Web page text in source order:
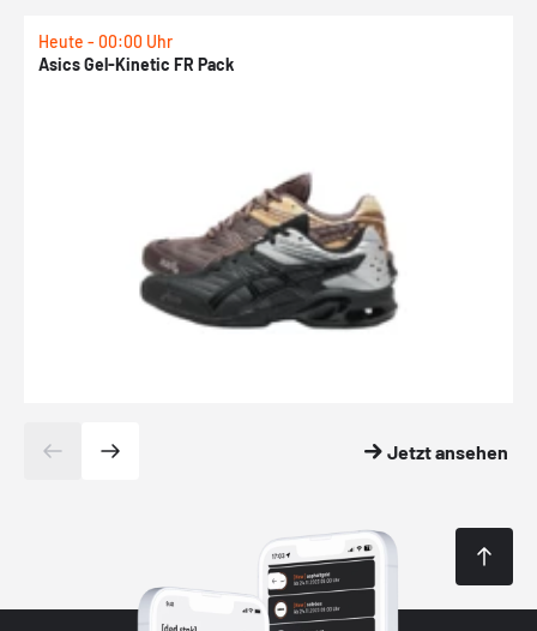
Heute - 00:00 Uhr
Asics Gel-Kinetic FR Pack
Jetzt ansehen